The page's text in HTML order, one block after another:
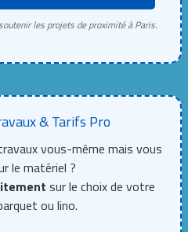
les projets de proximité à Paris.
& Tarifs Pro
vous-même mais vous
le matériel ?
sur le choix de votre
ou lino.